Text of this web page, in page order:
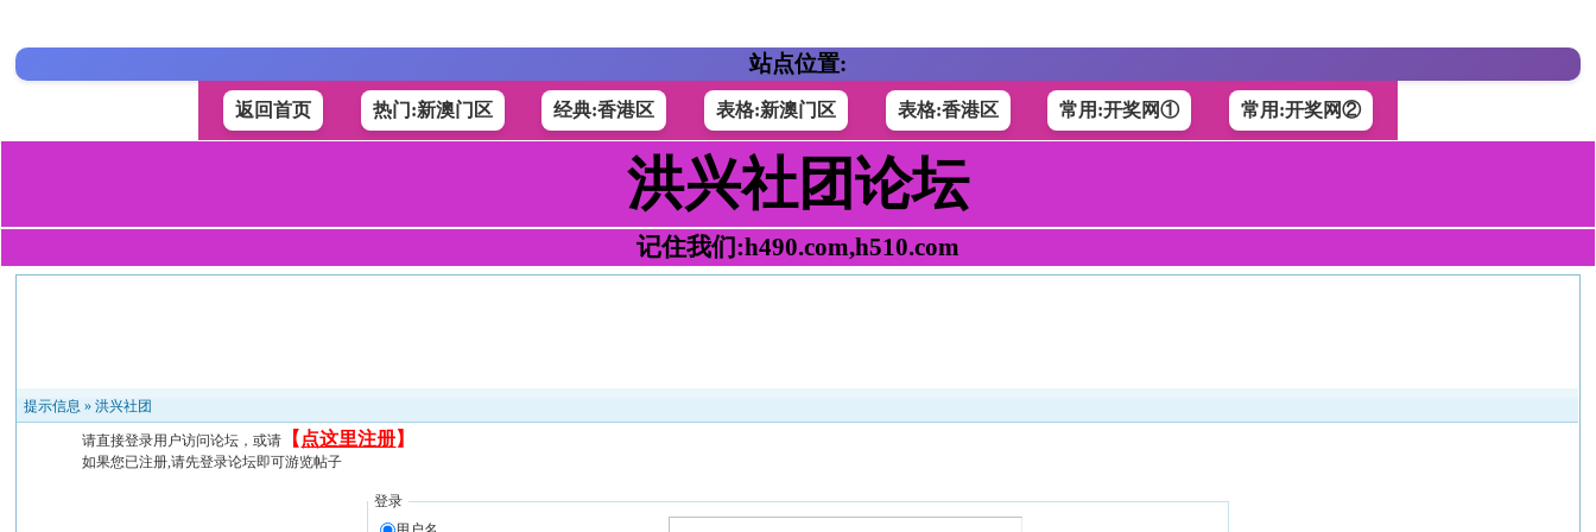
站点位置:
返回首页 热门:新澳门区 经典:香港区 表格:新澳门区 表格:香港区 常用:开奖网① 常用:开奖网②
洪兴社团论坛
记住我们:h490.com,h510.com
提示信息 »洪兴社团
请直接登录用户访问论坛，或请 【 点这里注册】
如果您已注册,请先登录论坛即可游览帖子
登录